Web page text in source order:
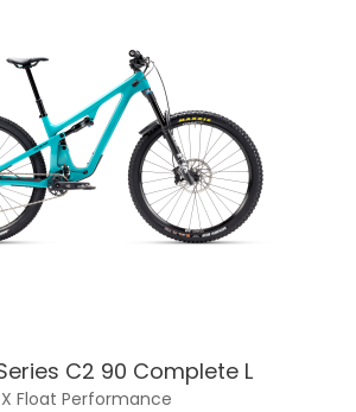
C2 90 Complete L
Float Performance